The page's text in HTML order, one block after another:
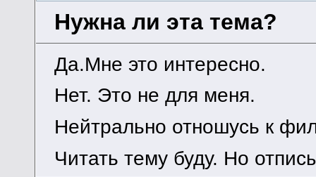
Нужна ли эта тема?
Да.Мне это интересно.
Нет. Это не для меня.
Нейтрально отношусь к
Читать тему буду. Но